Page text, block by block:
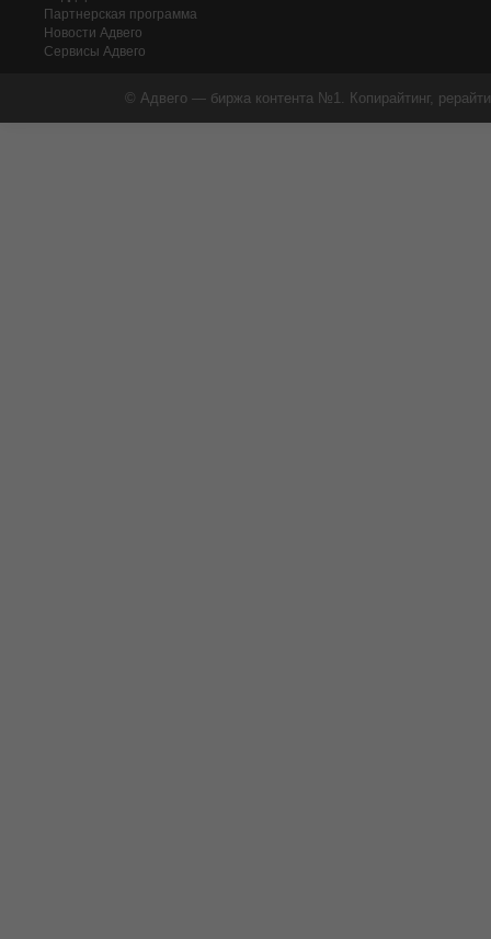
Партнерская программа
Новости Адвего
Сервисы Адвего
© Адвего — биржа контента №1. Копирайтинг,